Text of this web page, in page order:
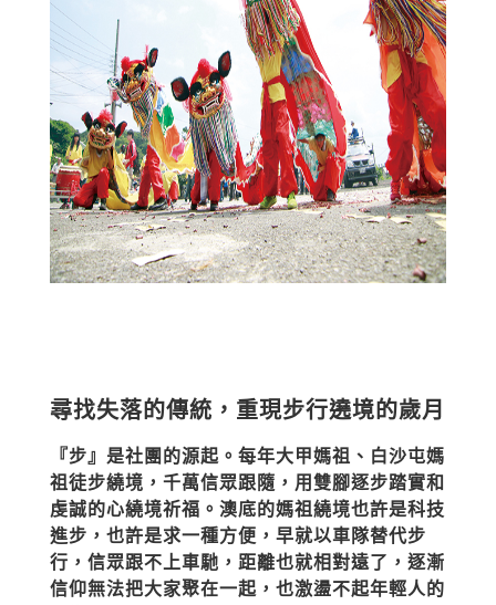
尋找失落的傳統，重現步行遶境的歲月
『步』是社團的源起。每年大甲媽祖、白沙屯媽
祖徒步繞境，千萬信眾跟隨，用雙腳逐步踏實和
虔誠的心繞境祈福。澳底的媽祖繞境也許是科技
進步，也許是求一種方便，早就以車隊替代步
行，信眾跟不上車馳，距離也就相對遠了，逐漸
信仰無法把大家聚在一起，也激盪不起年輕人的